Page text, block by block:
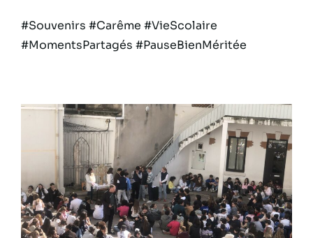
#Souvenirs #Carême #VieScolaire
#MomentsPartagés #PauseBienMéritée